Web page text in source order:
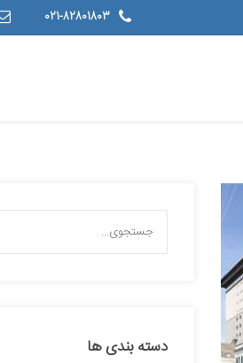
021-82801803
دسته بندی ها